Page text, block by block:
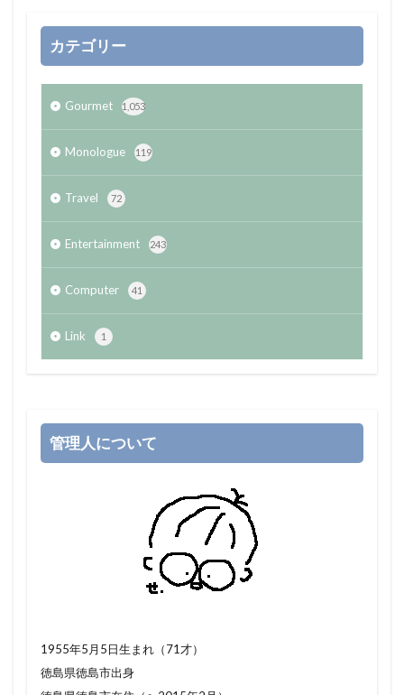
カテゴリー
Gourmet 1,053
Monologue 119
Travel 72
Entertainment 243
Computer 41
Link 1
管理人について
1955年5月5日生まれ（71才）
徳島県徳島市出身